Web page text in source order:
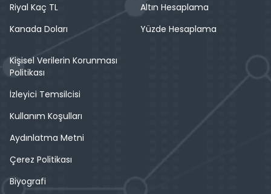
Riyal Kaç TL
Kanada Doları
Altın Hesaplama
Yüzde Hesaplama
Kişisel Verilerin Korunması
Politikası
İzleyici Temsilcisi
Kullanım Koşulları
Aydınlatma Metni
Çerez Politikası
Biyografi